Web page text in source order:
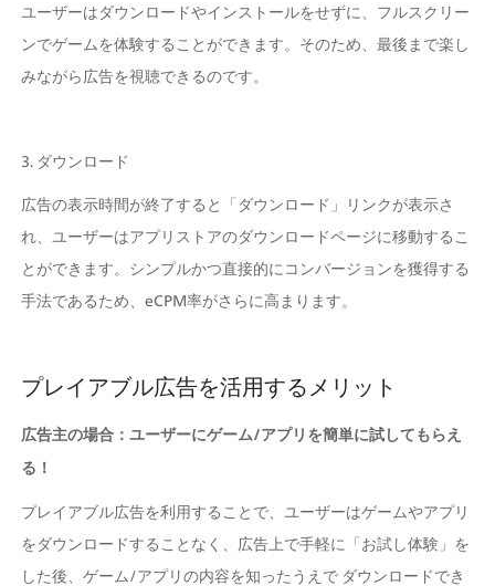
ユーザーはダウンロードやインストールをせずに、フルスクリー
ンでゲームを体験することができます。そのため、最後まで楽し
みながら広告を視聴できるのです。
3. ダウンロード
広告の表示時間が終了すると「ダウンロード」リンクが表示さ
れ、ユーザーはアプリストアのダウンロードページに移動するこ
とができます。シンプルかつ直接的にコンバージョンを獲得する
手法であるため、eCPM率がさらに高まります。
プレイアブル広告を活用するメリット
広告主の場合：ユーザーにゲーム/アプリを簡単に試してもらえ
る！
プレイアブル広告を利用することで、ユーザーはゲームやアプリ
をダウンロードすることなく、広告上で手軽に「お試し体験」を
した後、ゲーム/アプリの内容を知ったうえで ダウンロードでき